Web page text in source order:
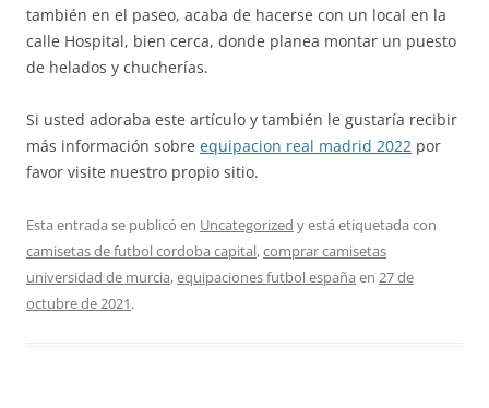
también en el paseo, acaba de hacerse con un local en la
calle Hospital, bien cerca, donde planea montar un puesto
de helados y chucherías.
Si usted adoraba este artículo y también le gustaría recibir
más información sobre equipacion real madrid 2022 por
favor visite nuestro propio sitio.
Esta entrada se publicó en Uncategorized y está etiquetada con
camisetas de futbol cordoba capital,comprar camisetas
universidad de murcia,equipaciones futbol españa en 27 de
octubre de 2021.